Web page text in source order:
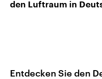
den Luftraum in
Entdecken Sie den